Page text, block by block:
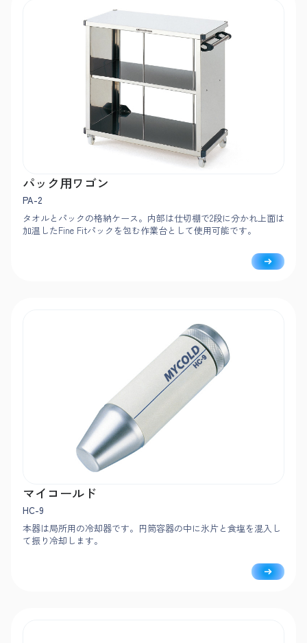
パック用ワゴン
PA-2
タオルとパックの格納ケース。内部は仕切棚で2段に分かれ上面は
加温したFine Fitパックを包む作業台として使用可能です。
マイコールド
HC-9
本器は局所用の冷却器です。円筒容器の中に氷片と食塩を混入し
て振り冷却します。